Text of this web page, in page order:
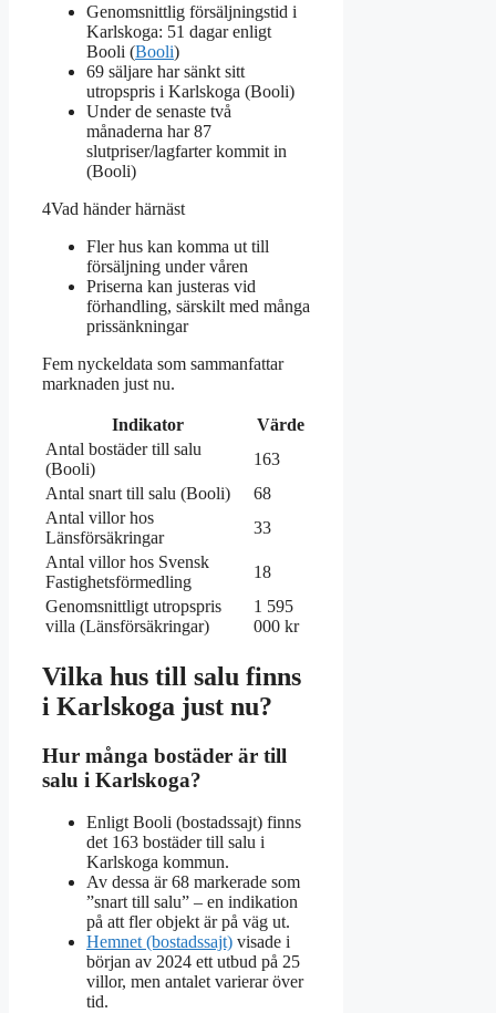
Genomsnittlig försäljningstid i
Karlskoga: 51 dagar enligt
Booli (Booli)
69 säljare har sänkt sitt
utropspris i Karlskoga (Booli)
Under de senaste två
månaderna har 87
slutpriser/lagfarter kommit in
(Booli)
4Vad händer härnäst
Fler hus kan komma ut till
försäljning under våren
Priserna kan justeras vid
förhandling, särskilt med många
prissänkningar
Fem nyckeldata som sammanfattar
marknaden just nu.
Indikator
Värde
Antal bostäder till salu
(Booli)
163
Antal snart till salu (Booli)
68
Antal villor hos
Länsförsäkringar
33
Antal villor hos Svensk
Fastighetsförmedling
18
Genomsnittligt utropspris
villa (Länsförsäkringar)
1 595
000 kr
Vilka hus till salu finns
i Karlskoga just nu?
Hur många bostäder är till
salu i Karlskoga?
Enligt Booli (bostadssajt) finns
det 163 bostäder till salu i
Karlskoga kommun.
Av dessa är 68 markerade som
”snart till salu” – en indikation
på att fler objekt är på väg ut.
Hemnet (bostadssajt) visade i
början av 2024 ett utbud på 25
villor, men antalet varierar över
tid.